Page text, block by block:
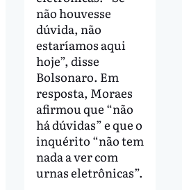
não houvesse
dúvida, não
estaríamos aqui
hoje”, disse
Bolsonaro. Em
resposta, Moraes
afirmou que “não
há dúvidas” e que o
inquérito “não tem
nada a ver com
urnas eletrônicas”.